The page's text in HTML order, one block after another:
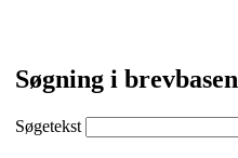
Søgning i brevbasen
Søgetekst